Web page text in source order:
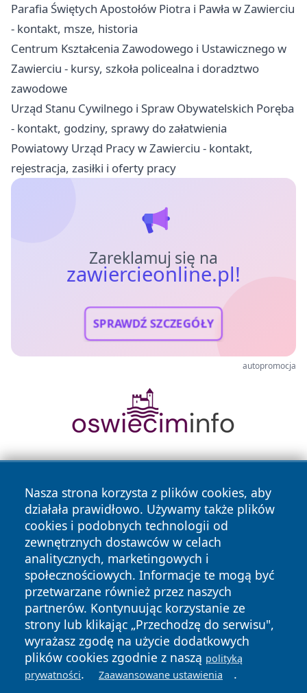
Parafia Świętych Apostołów Piotra i Pawła w Zawierciu
- kontakt, msze, historia
Centrum Kształcenia Zawodowego i Ustawicznego w
Zawierciu - kursy, szkoła policealna i doradztwo
zawodowe
Urząd Stanu Cywilnego i Spraw Obywatelskich Poręba
- kontakt, godziny, sprawy do załatwienia
Powiatowy Urząd Pracy w Zawierciu - kontakt,
rejestracja, zasiłki i oferty pracy
Zareklamuj się na
zawiercieonline.pl!
SPRAWDŹ SZCZEGÓŁY
autopromocja
Nasza strona korzysta z plików cookies, aby
działała prawidłowo. Używamy także plików
cookies i podobnych technologii od
zewnętrznych dostawców w celach
analitycznych, marketingowych i
społecznościowych. Informacje te mogą być
przetwarzane również przez naszych
partnerów. Kontynuując korzystanie ze
strony lub klikając „Przechodzę do serwisu",
wyrażasz zgodę na użycie dodatkowych
plików cookies zgodnie z naszą polityką
prywatności. Zaawansowane ustawienia .
Copyright © 2026 zawiercieonline.pl Wszystkie prawa
zastrzeżone.
News Autorzy
Polityka
Prywatności
Polityka
Cookies